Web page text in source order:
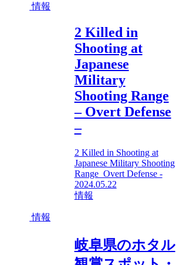
情報
2 Killed in
Shooting at
Japanese
Military
Shooting Range
– Overt Defense
–
2 Killed in Shooting at
Japanese Military Shooting
Range Overt Defense -
2024.05.22
情報
情報
岐阜県のホタル